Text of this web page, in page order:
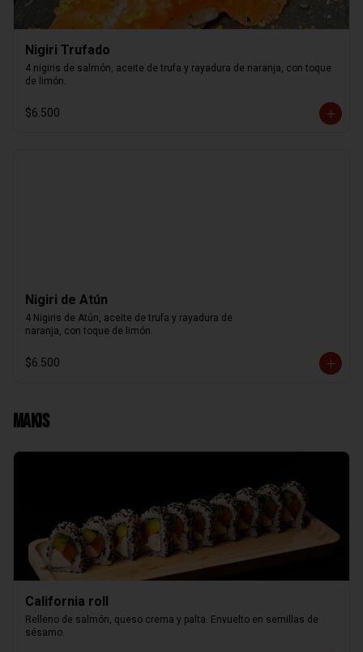
Nigiri Trufado
4 nigiris de salmón, aceite de trufa y rayadura de naranja, con toque
de limón.
$6.500
Nigiri de Atún
4 Nigiris de Atún, aceite de trufa y rayadura de
naranja, con toque de limón.
$6.500
Makis
California roll
Relleno de salmón, queso crema y palta. Envuelto en semillas de
sésamo.